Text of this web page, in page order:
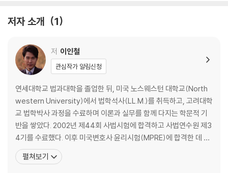
영원한 수수께끼, 부부의 세계
식물인간이 보내온 이혼소장
TIP 2 | 인생 최고의 배우자 TOP 10
2부 사람은 떠나고 남은 것은 깨어진 거울뿐
치명적 매력 소유자, 치명적 배우자 되다
엄마가 좋아, 아내가 좋아?
시어머니와 장모, 누가 더 셀까?
남편이 다른 남자를 사랑합니다!
저자 소개 1
저 이인철
관심작가 알림신청
연세대학교 법과대학을 졸업한 뒤, 미국 노스웨스턴 대학교(North
western University)에서 법학석사(LL.M.)를 취득하고, 고려대학
교 법학박사 과정을 수료하며 이론과 실무를 함께 다지는 학문적 기
반을 쌓았다. 2002년 제44회 사법시험에 합격하고 사법연수원 제3
4기를 수료했다. 이후 미국변호사 윤리시험(MPRE)에 합격한 데 이
어, 2024년에는 난이도가 매우 높기로 알려진 미국 캘리포니아주 변
호사 시험(California Bar Examination)에 합격하며, 공부는 언제
펼쳐보기